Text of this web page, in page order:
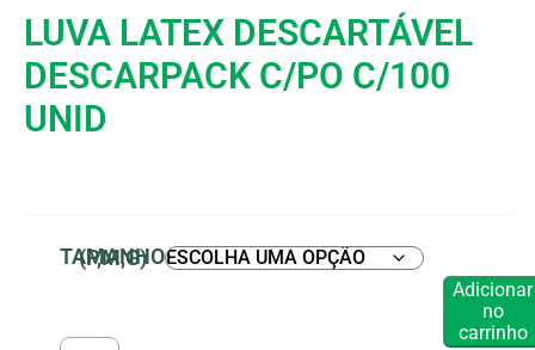
LUVA LATEX DESCARTÁVEL
DESCARPACK C/PO C/100
UNID
TAMANHO (P,M,G)
Adicionar
no
carrinho